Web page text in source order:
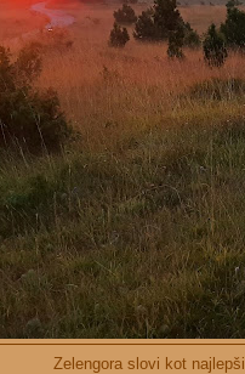
Zelengora slovi kot